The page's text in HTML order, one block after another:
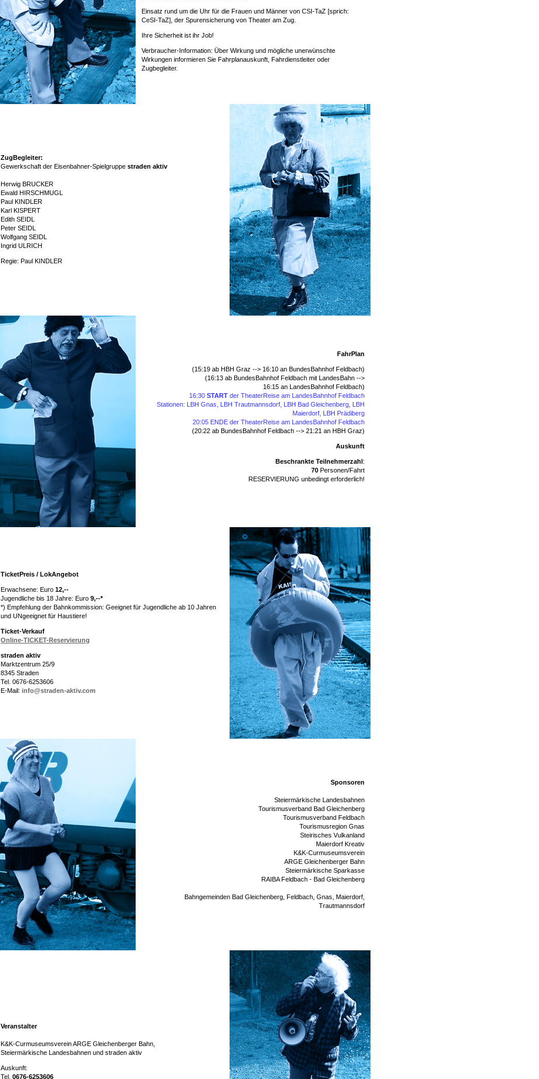
Einsatz rund um die Uhr für die Frauen und Männer von CSI-TaZ [sprich:
CeSI-TaZ], der Spurensicherung von Theater am Zug.
Ihre Sicherheit ist ihr Job!
Verbraucher-Information: Über Wirkung und mögliche unerwünschte
Wirkungen informieren Sie Fahrplanauskunft, Fahrdienstleiter oder
Zugbegleiter.
ZugBegleiter:
Gewerkschaft der Eisenbahner-Spielgruppe straden aktiv
Herwig BRUCKER
Ewald HIRSCHMUGL
Paul KINDLER
Karl KISPERT
Edith SEIDL
Peter SEIDL
Wolfgang SEIDL
Ingrid ULRICH
Regie: Paul KINDLER
FahrPlan
(15:19 ab HBH Graz --> 16:10 an BundesBahnhof Feldbach)
(16:13 ab BundesBahnhof Feldbach mit LandesBahn -->
16:15 an LandesBahnhof Feldbach)
16:30 START der TheaterReise am LandesBahnhof Feldbach
Stationen: LBH Gnas, LBH Trautmannsdorf, LBH Bad Gleichenberg, LBH
Maierdorf, LBH Prädiberg
20:05 ENDE der TheaterReise am LandesBahnhof Feldbach
(20:22 ab BundesBahnhof Feldbach --> 21:21 an HBH Graz)
Auskunft
Beschrankte Teilnehmerzahl:
70 Personen/Fahrt
RESERVIERUNG unbedingt erforderlich!
TicketPreis / LokAngebot
Erwachsene: Euro 12,--
Jugendliche bis 18 Jahre: Euro 9,--*
*) Empfehlung der Bahnkommission: Geeignet für Jugendliche ab 10 Jahren
und UNgeeignet für Haustiere!
Ticket-Verkauf
Online-TICKET-Reservierung
straden aktiv
Marktzentrum 25/9
8345 Straden
Tel. 0676-6253606
E-Mail: info@straden-aktiv.com
Sponsoren
Steiermärkische Landesbahnen
Tourismusverband Bad Gleichenberg
Tourismusverband Feldbach
Tourismusregion Gnas
Steirisches Vulkanland
Maierdorf Kreativ
K&K-Curmuseumsverein
ARGE Gleichenberger Bahn
Steiermärkische Sparkasse
RAIBA Feldbach - Bad Gleichenberg
Bahngemeinden Bad Gleichenberg, Feldbach, Gnas, Maierdorf,
Trautmannsdorf
Veranstalter
K&K-Curmuseumsverein ARGE Gleichenberger Bahn,
Steiermärkische Landesbahnen und straden aktiv
Auskunft:
Tel. 0676-6253606